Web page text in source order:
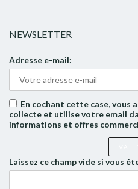
NEWSLETTER
Adresse e-mail:
En cochant cette case, vous
collecte et utilise votre email
informations et offres
Laissez ce champ vide si vous